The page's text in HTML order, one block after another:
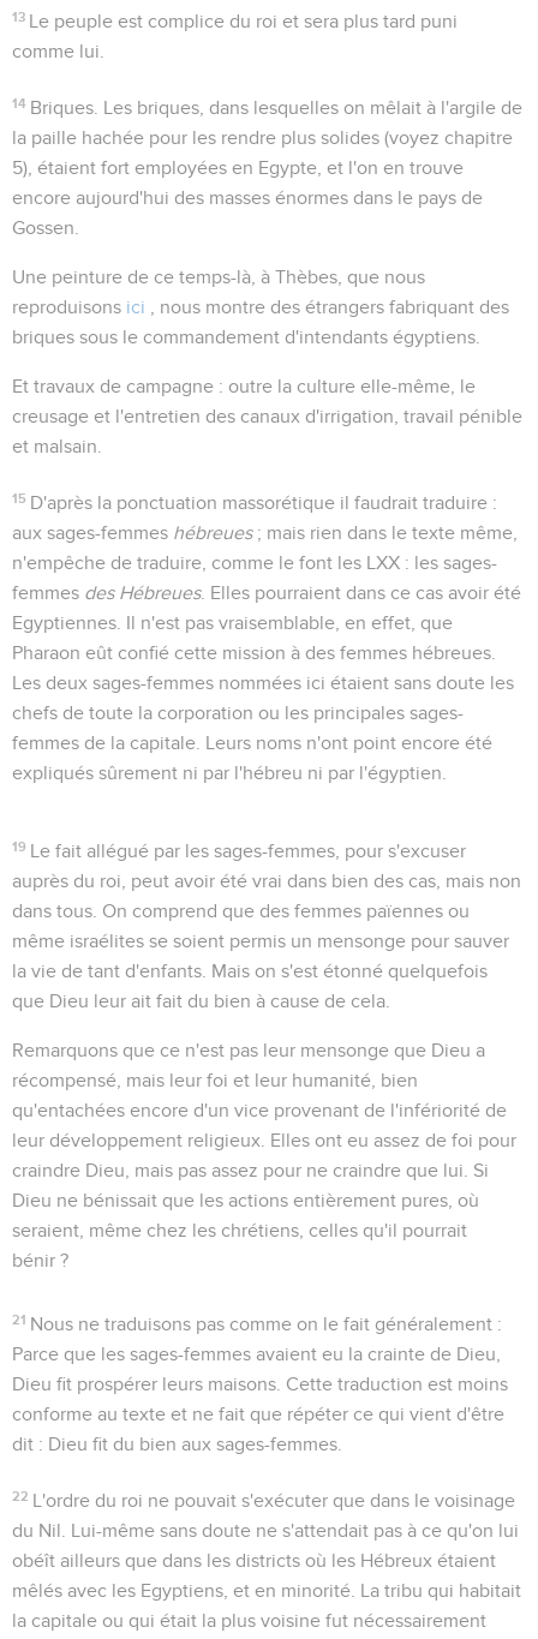
13 Le peuple est complice du roi et sera plus tard puni
comme lui.
14 Briques . Les briques, dans lesquelles on mêlait à l'argile de
la paille hachée pour les rendre plus solides (voyez chapitre
5), étaient fort employées en Egypte, et l'on en trouve
encore aujourd'hui des masses énormes dans le pays de
Gossen.
Une peinture de ce temps-là, à Thèbes, que nous
reproduisons ici
, nous montre des étrangers fabriquant des
briques sous le commandement d'intendants égyptiens.
Et travaux de campagne : outre la culture elle-même, le
creusage et l'entretien des canaux d'irrigation, travail pénible
et malsain.
15 D'après la ponctuation massorétique il faudrait traduire :
aux sages-femmes hébreues; mais rien dans le texte même,
n'empêche de traduire, comme le font les LXX : les sages-
femmes des Hébreues. Elles pourraient dans ce cas avoir été
Egyptiennes. Il n'est pas vraisemblable, en effet, que
Pharaon eût confié cette mission à des femmes hébreues.
Les deux sages-femmes nommées ici étaient sans doute les
chefs de toute la corporation ou les principales sages-
femmes de la capitale. Leurs noms n'ont point encore été
expliqués sûrement ni par l'hébreu ni par l'égyptien.
19 Le fait allégué par les sages-femmes, pour s'excuser
auprès du roi, peut avoir été vrai dans bien des cas, mais non
dans tous. On comprend que des femmes païennes ou
même israélites se soient permis un mensonge pour sauver
la vie de tant d'enfants. Mais on s'est étonné quelquefois
que Dieu leur ait fait du bien à cause de cela.
Remarquons que ce n'est pas leur mensonge que Dieu a
récompensé, mais leur foi et leur humanité, bien
qu'entachées encore d'un vice provenant de l'infériorité de
leur développement religieux. Elles ont eu assez de foi pour
craindre Dieu, mais pas assez pour ne craindre que lui. Si
Dieu ne bénissait que les actions entièrement pures, où
seraient, même chez les chrétiens, celles qu'il pourrait
bénir ?
21 Nous ne traduisons pas comme on le fait généralement :
Parce que les sages-femmes avaient eu la crainte de Dieu,
Dieu fit prospérer leurs maisons . Cette traduction est moins
conforme au texte et ne fait que répéter ce qui vient d'être
dit : Dieu fit du bien aux sages-femmes
22 L'ordre du roi ne pouvait s'exécuter que dans le voisinage
du Nil. Lui-même sans doute ne s'attendait pas à ce qu'on lui
obéît ailleurs que dans les districts où les Hébreux étaient
mêlés avec les Egyptiens, et en minorité. La tribu qui habitait
la capitale ou qui était la plus voisine fut nécessairement